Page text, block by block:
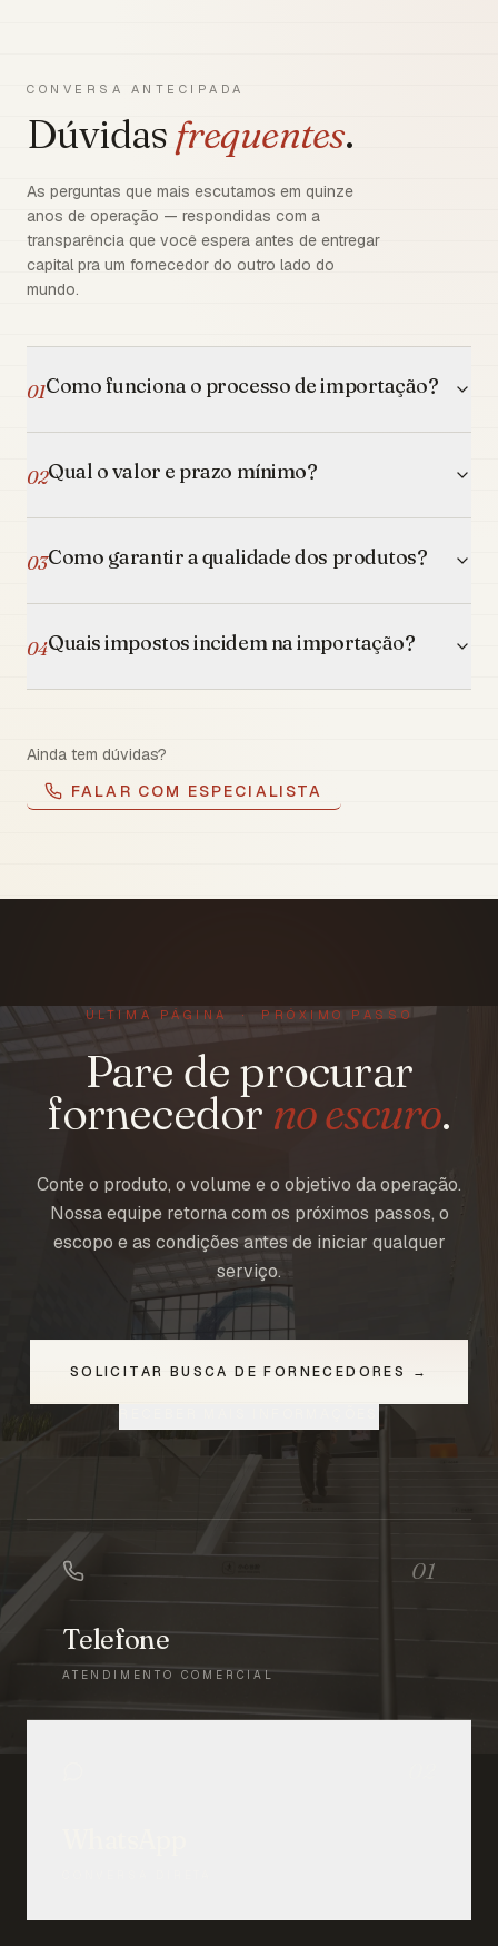
CONVERSA ANTECIPADA
Dúvidas frequentes.
As perguntas que mais escutamos em quinze
anos de operação — respondidas com a
transparência que você espera antes de entregar
capital pra um fornecedor do outro lado do
mundo.
01Como funciona o processo de importação?
02Qual o valor e prazo mínimo?
03Como garantir a qualidade dos produtos?
04Quais impostos incidem na importação?
Ainda tem dúvidas?
FALAR COM ESPECIALISTA
ÚLTIMA PÁGINA · PRÓXIMO PASSO
Pare de procurar
fornecedor no escuro.
Conte o produto, o volume e o objetivo da operação.
Nossa equipe retorna com os próximos passos, o
escopo e as condições antes de iniciar qualquer
serviço.
SOLICITAR BUSCA DE FORNECEDORES →
01
Telefone
ATENDIMENTO COMERCIAL